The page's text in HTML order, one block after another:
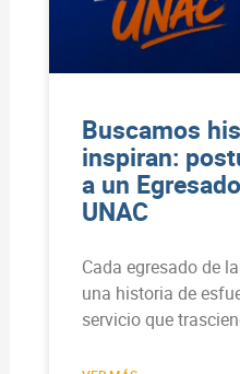
Buscamos
inspiran:
a un
UNAC
Cada egresado de
una historia de
servicio que